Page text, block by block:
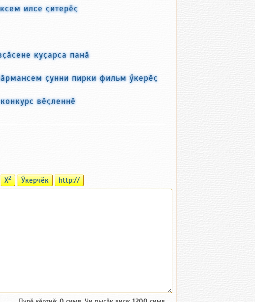
илсе ҫитерӗҫ
куҫарса панӑ
ҫунни пирки фильм ӳкерӗҫ
вӗҫленнӗ
X2 Ӳкерчӗк http://